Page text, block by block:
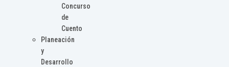
Concurso
de
Cuento
Planeación
y
Desarrollo